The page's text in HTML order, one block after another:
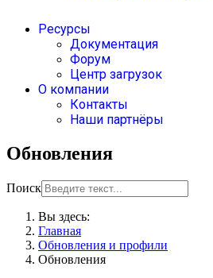
Ресурсы
Документация
Форум
Центр загрузок
О компании
Контакты
Наши партнёры
Обновления
Поиск
Вы здесь:
Главная
Обновления и профили
Обновления